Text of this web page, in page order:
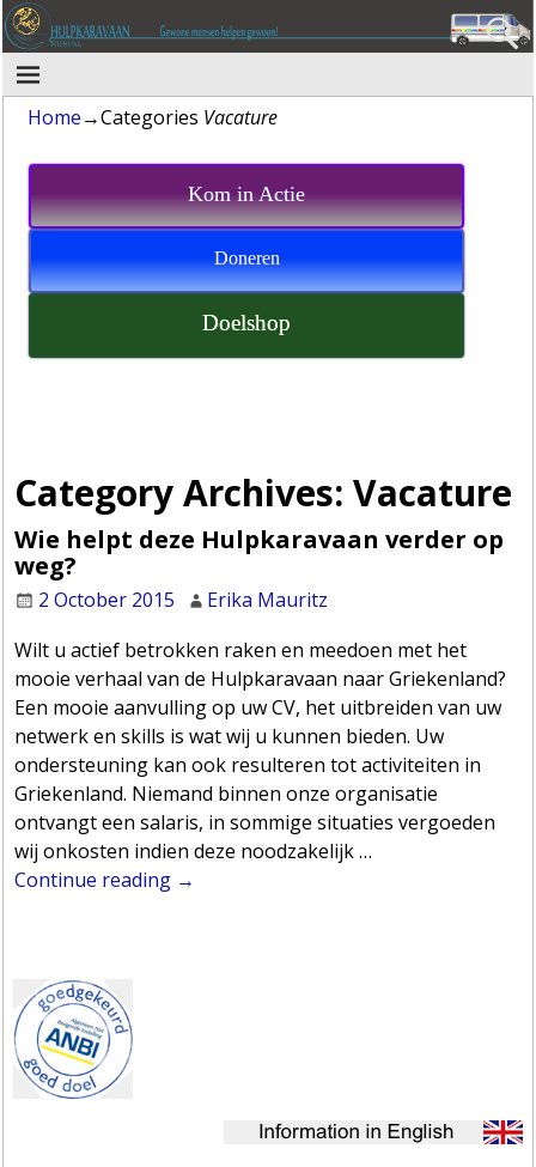
Home→Categories Vacature
Kom in Actie
Doneren
Doelshop
Category Archives:Vacature
Wie helpt deze Hulpkaravaan verder op
weg?
2 October 2015
Erika Mauritz
Wilt u actief betrokken raken en meedoen met het
mooie verhaal van de Hulpkaravaan naar Griekenland?
Een mooie aanvulling op uw CV, het uitbreiden van uw
netwerk en skills is wat wij u kunnen bieden. Uw
ondersteuning kan ook resulteren tot activiteiten in
Griekenland. Niemand binnen onze organisatie
ontvangt een salaris, in sommige situaties vergoeden
wij onkosten indien deze noodzakelijk…
Continue reading →